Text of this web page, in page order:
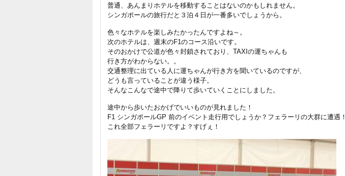
普通、あんまりホテルを移動することはないのかもしれません。
シンガポールの旅行だと３泊４日が一番多いでしょうから。
色々なホテルを楽しみたかったんですよね～。
次のホテルは、週末のF1のコース沿いです。
そのおかけで公道が色々封鎖されており、TAXIの運ちゃんも
行き方がわからない。。
交通整理に出ている人に運ちゃんが行き方を聞いているのですが、
どうも言っていることが違う様子。
そんなこんなで途中で降りて歩いていくことにしました。
途中から歩いたおかげでいいものが見れました！
F1 シンガポールGP 前のイベント走行用でしょうか？フェラーリの大群に遭遇！
これ全部フェラーリですよ？すげぇ！